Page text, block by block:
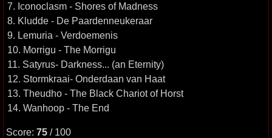
7. Iconoclasm - Shores of Madness
8. Kludde - De Paardenneukeraar
9. Lemuria - Verdoemenis
10. Morrigu - The Morrigu
11. Satyrus- Darkness... (an Eternity)
12. Stormkraai- Onderdaan van Haat
13. Theudho - The Black Chariot of Horst
14. Wanhoop - The End
Score: 75 / 100